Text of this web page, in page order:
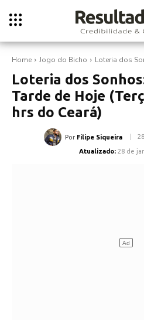
Home Jogo do Bicho Loteria dos
Loteria dos
Tarde de Hoje
hrs do Ceará)
Por Filipe Siqueira
Atualizado: 28 de